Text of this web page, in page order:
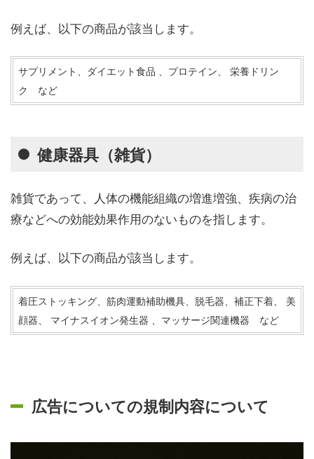
例えば、以下の商品が該当します。
サプリメント、ダイエット食品 、プロテイン、 栄養ドリン
ク など
健康器具（雑貨）
雑貨であって、人体の機能組織の増進増強、疾病の治
療などへの効能効果作用のないものを指します。
例えば、以下の商品が該当します。
着圧ストッキング、筋肉運動補助機具、脱毛器、補正下着、 美
顔器、 マイナスイオン発生器 、マッサージ関連機器 など
広告についての規制内容について